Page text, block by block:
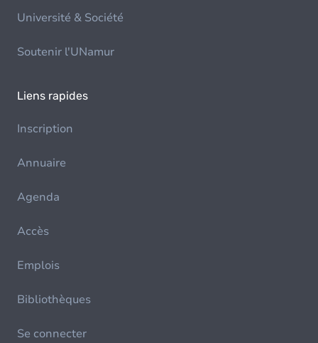
Université & Société
Soutenir l'UNamur
Liens rapides
Inscription
Annuaire
Agenda
Accès
Emplois
Bibliothèques
Se connecter